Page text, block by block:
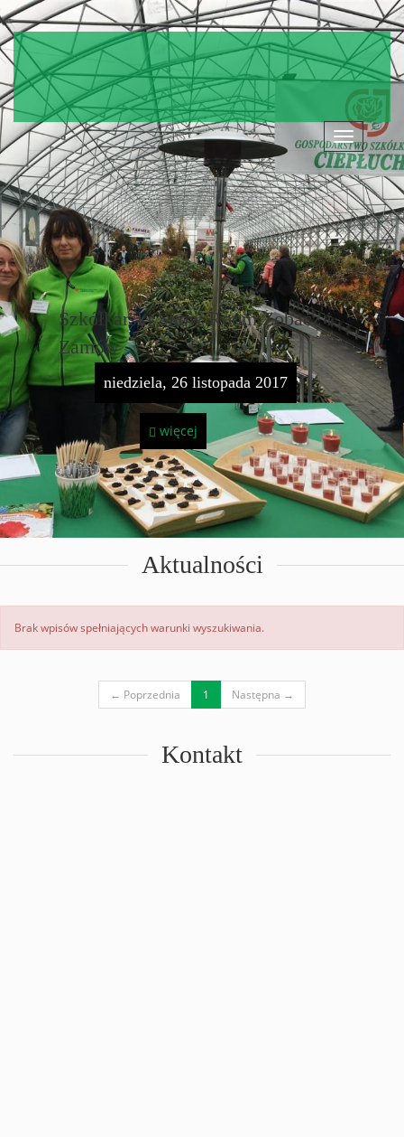
Nawigacja
Szkółkarski Show Room Zobacz i
Zamów
niedziela, 26 listopada 2017
więcej
Aktualności
Brak wpisów spełniających warunki wyszukiwania.
← Poprzednia 1 (current)Następna →
Kontakt